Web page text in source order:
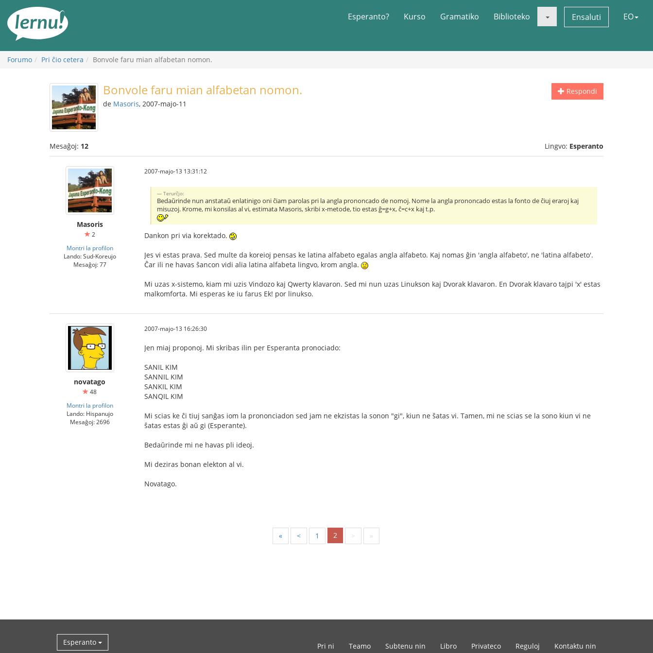
enhavo
Esperanto? Kurso Gramatiko Biblioteko Ensaluti EO
Forumo Pri ĉio cetera Bonvole faru mian alfabetan nomon.
Respondi
Bonvole faru mian alfabetan nomon.
de Masoris, 2007-majo-11
Mesaĝoj: 12 Lingvo: Esperanto
Masoris
2
Montri la profilon
Lando: Sud-Koreujo
Mesaĝoj: 77
2007-majo-13 13:31:12
Terurĉjo:
Bedaŭrinde nun anstataŭ enlatinigo oni ĉiam parolas pri la angla prononcado de nomoj. Nome la angla prononcado estas la fonto de ĉiuj eraroj kaj
misuzoj. Krome, mi konsilas al vi, estimata Masoris, skribi x-metode, tio estas ĝ=g+x, ĉ=c+x kaj t.p.
Dankon pri via korektado.
Jes vi estas prava. Sed multe da koreioj pensas ke latina alfabeto egalas angla alfabeto. Kaj nomas ĝin 'angla alfabeto', ne 'latina alfabeto'.
Ĉar ili ne havas ŝancon vidi alia latina alfabeta lingvo, krom angla.
Mi uzas x-sistemo, kiam mi uzis Vindozo kaj Qwerty klavaron. Sed mi nun uzas Linukson kaj Dvorak klavaron. En Dvorak klavaro tajpi 'x' estas
malkomforta. Mi esperas ke iu farus Ek! por linukso.
novatago
48
Montri la profilon
Lando: Hispanujo
Mesaĝoj: 2696
2007-majo-13 16:26:30
Jen miaj proponoj. Mi skribas ilin per Esperanta pronociado:
SANIL KIM
SANNIL KIM
SANKIL KIM
SANQIL KIM
Mi scias ke ĉi tiuj sanĝas iom la prononciadon sed jam ne ekzistas la sonon "gi", kiun ne ŝatas vi. Tamen, mi ne scias se la sono kiun vi ne
ŝatas estas ĝi aŭ gi (Esperante).
Bedaŭrinde mi ne havas pli ideoj.
Mi deziras bonan elekton al vi.
Novatago.
« < 1 2 > »
Esperanto Pri ni Teamo Subtenu nin Libro Privateco Reguloj Kontaktu nin